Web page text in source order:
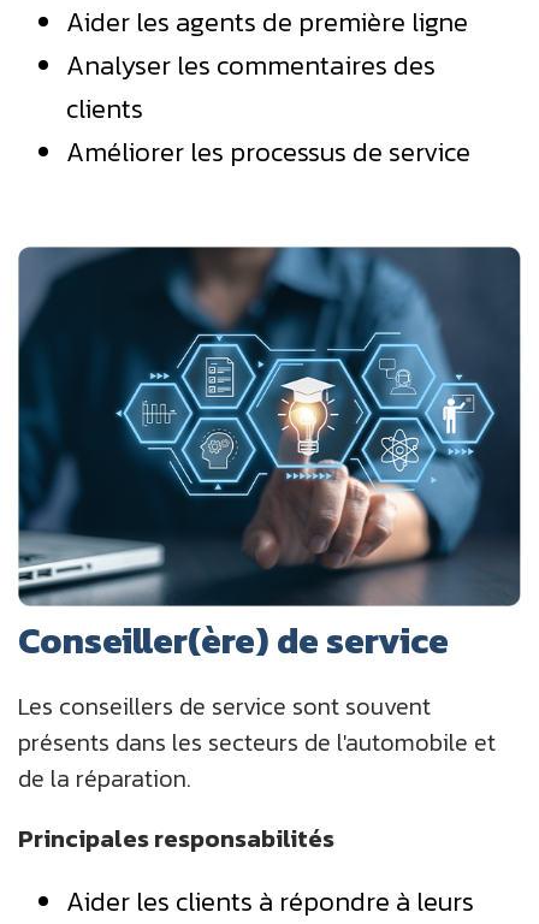
Aider les agents de première ligne
Analyser les commentaires des
clients
Améliorer les processus de service
Conseiller(ère) de service
Les conseillers de service sont souvent
présents dans les secteurs de l'automobile et
de la réparation.
Principales responsabilités
Aider les clients à répondre à leurs